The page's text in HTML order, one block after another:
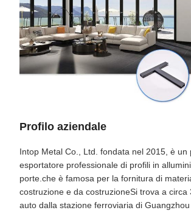
Profilo aziendale
Intop Metal Co., Ltd. fondata nel 2015, è un
esportatore professionale di profili in
porte.che è famosa per la fornitura di
costruzione e da costruzioneSi trova a circa
auto dalla stazione ferroviaria di